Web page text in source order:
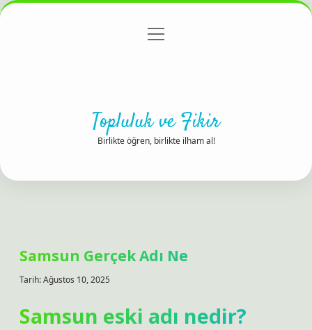
Gizlilik Politikası
menüyü
Topluluk ve Fikir
Birlikte öğren, birlikte ilham al!
Samsun Gerçek Adı Ne
Tarih: Ağustos 10, 2025
Samsun eski adı nedir?